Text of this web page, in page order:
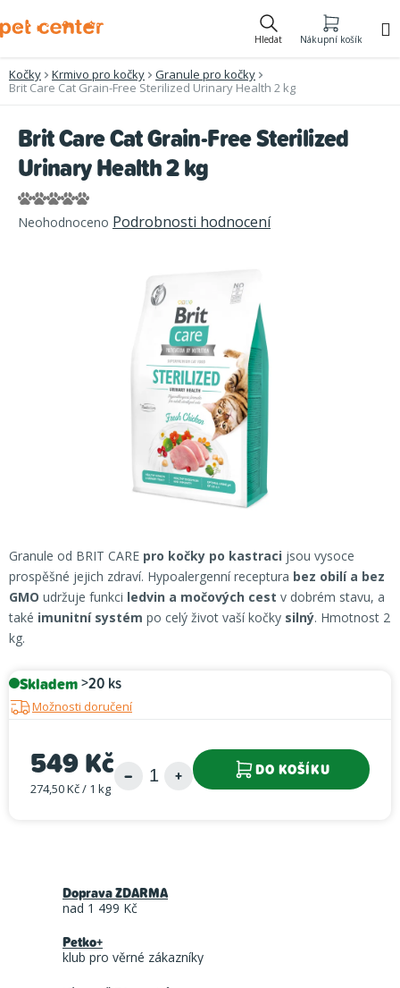
na
Hledat Nákupní košík
Kočky Krmivo pro kočky
Granule pro kočky
Brit Care Cat Grain-Free Sterilized Urinary Health 2 kg
Granule od BRIT CARE pro kočky po kastraci jsou vysoce
prospěšné jejich zdraví. Hypoalergenní receptura bez obilí a bez
GMO udržuje funkci ledvin a močových cest v dobrém stavu, a
také imunitní systém po celý život vaší kočky silný. Hmotnost 2
kg.
Skladem>20 ks
Možnosti doručení
549 Kč
Měrná cena:
274,50 Kč / 1 kg
DO KOŠÍKU
Brit Care Cat Grain-Free Sterilized
Urinary Health 2 kg
Průměrné
hodnocení
Neohodnoceno Podrobnosti hodnocení
Doprava ZDARMA
nad 1 499 Kč
Petko+
klub pro věrné zákazníky